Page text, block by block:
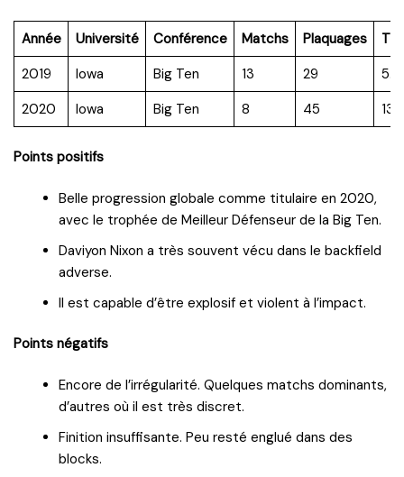
Année Université Conférence Matchs Plaquages
TFL
2019
Iowa Big Ten 13 29
5.5
2020
Iowa Big Ten 8 45 13.5
Points positifs
Belle progression globale comme titulaire en 2020,
avec le trophée de Meilleur Défenseur de la Big Ten.
Daviyon Nixon a très souvent vécu dans le backfield
adverse.
Il est capable d’être explosif et violent à l’impact.
Points négatifs
Encore de l’irrégularité. Quelques matchs dominants,
d’autres où il est très discret.
Finition insuffisante. Peu resté englué dans des
blocks.